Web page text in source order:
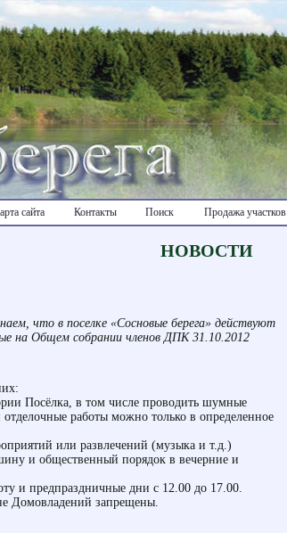
сайта Контакты Поиск Продажа участков
НОВОСТИ
что в поселке «Сосновые берега» действуют
на Общем собрании членов ДПК 31.10.2012
Посёлка, в том числе проводить шумные
работы можно только в определенное
или развлечений (музыка и т.д.)
и общественный порядок в вечерние и
и предпраздничные дни с 12.00 до 17.00.
Домовладений запрещены.